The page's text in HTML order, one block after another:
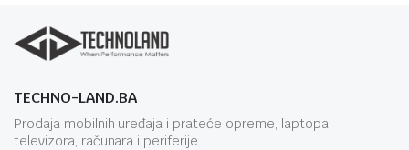
TECHNO-LAND.BA
Prodaja mobilnih uređaja i prateće opreme, laptopa,
televizora, računara i periferije.